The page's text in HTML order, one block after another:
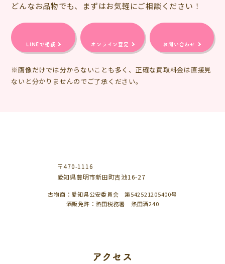
どんなお品物でも、まずはお気軽にご相談ください！
LINEで相談 オンライン査定 お問い合わせ
※画像だけでは分からないことも多く、正確な買取料金は直接見
ないと分かりませんのでご了承ください。
〒470-1116
愛知県豊明市新田町吉池16-27
古物商：愛知県公安委員会 第542521205400号
酒販免許：熱田税務署 熱田酒240
アクセス